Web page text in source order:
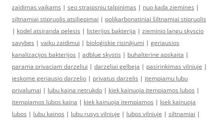
zaidimas vaikams | seo straipsniu talpinimas | nuo kada ziemines |
siltnamiai stipruolis atsiliepimai | polikarbonatiniai šiltnamiai stipruolis
| kodel atsiranda pelesis | listerijos bakterija | zieminio langu skyscio
savybes | vaiku zaidimui | bioloģiskie risinājumi | geriausios
kanalizacijos bakterijos | adblue skystis | buhalterine apskaita |
parama privaciam darzeliui | darzeliai gelbeja | pasirinkimas vilniuje |
ieskome geriausio darzelio | privatus darzelis | itempiamu lubu
privalumai | lubu kaina netrukdo | kiek kainuoja itempiamos lubos |
itempiamos lubos kaina | kiek kainuoja itempiamos | kiek kainuoja
lubos | lubu kainos | lubu rusys vilniuje | lubos vilniuje | siltnamiai |